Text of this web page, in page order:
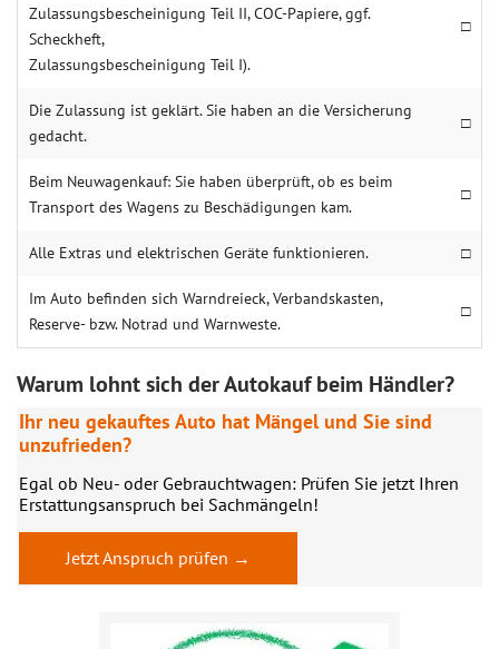
Zulassungsbescheinigung Teil II, COC-Papiere, ggf.
Scheckheft,
Zulassungsbescheinigung Teil I).
□
Die Zulassung ist geklärt. Sie haben an die Versicherung
gedacht.
□
Beim Neuwagenkauf: Sie haben überprüft, ob es beim
Transport des Wagens zu Beschädigungen kam.
□
Alle Extras und elektrischen Geräte funktionieren. □
Im Auto befinden sich Warndreieck, Verbandskasten,
Reserve- bzw. Notrad und Warnweste.
□
Warum lohnt sich der Autokauf beim Händler?
Ihr neu gekauftes Auto hat Mängel und Sie sind
unzufrieden?
Egal ob Neu- oder Gebrauchtwagen: Prüfen Sie jetzt Ihren
Erstattungsanspruch bei Sachmängeln!
Jetzt Anspruch prüfen →